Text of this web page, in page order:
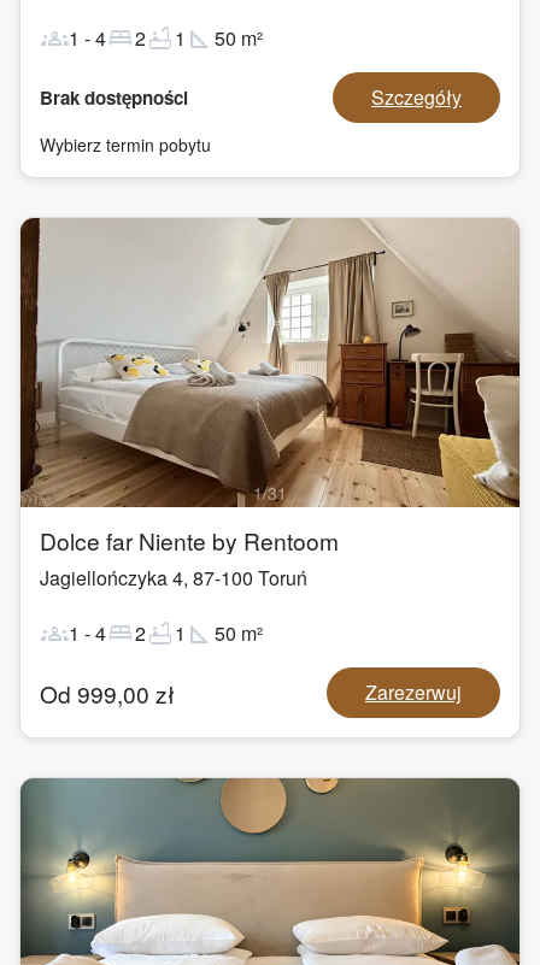
groups1 -4bed2bathtub1 square_foot 50 m²
Brak dostępności Szczegóły
Wybierz termin pobytu
1/31
Dolce far Niente by Rentoom
Jagiellończyka 4, 87-100 Toruń
groups1 -4bed2bathtub1 square_foot 50 m²
Od 999,00 zł Zarezerwuj